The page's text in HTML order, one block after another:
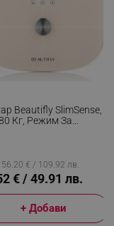
Beautifly SlimSense,
Кг, Режим За
Състав, Бежов
€ / 109.92 лв.
€ / 49.91 лв.
+ Добави